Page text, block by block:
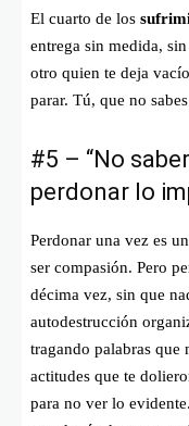
El cuarto de los
entrega sin medida,
otro quien te deja
parar. Tú, que no
#5 – “No
perdonar lo
Perdonar una vez es
ser compasión. Pero
décima vez, sin que
autodestrucción
tragando palabras que
actitudes que te
para no ver lo